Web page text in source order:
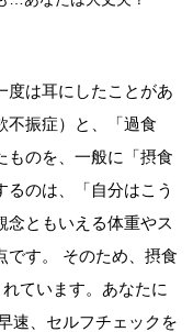
度は耳にしたことがあ
不振症）と、「過食
ものを、一般に「摂食
のは、「自分はこう
念ともいえる体重やス
です。 そのため、摂食
ています。あなたに
速、セルフチェックを